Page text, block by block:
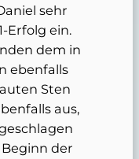
sehr
Erfolg ein.
dem in
ebenfalls
Sten
aus,
der